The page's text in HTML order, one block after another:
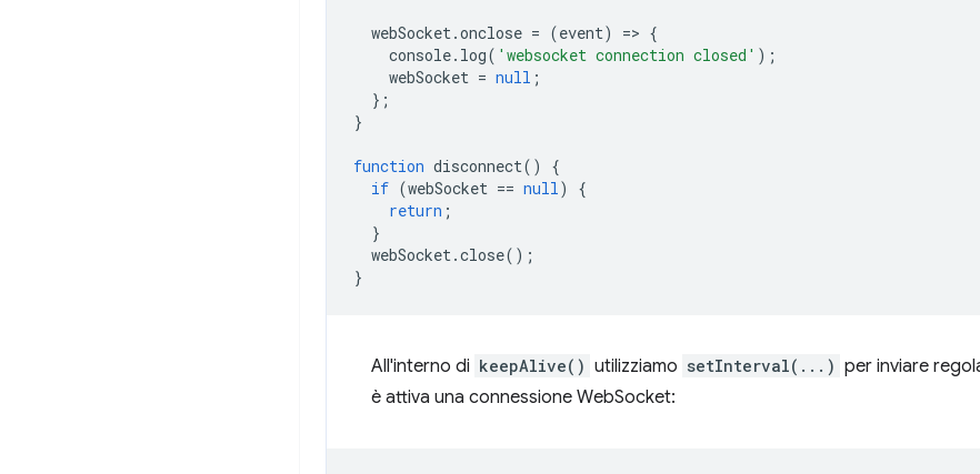
webSocket.onclose = (event) => {
console. log( 'websocket connection closed' );
webSocket = null ;
};
}
function disconnect()
{
if (webSocket == null)
{
return ;
}
webSocket.close();
}
All'interno di keepAlive() utilizziamo setInterval(...) per inviare
è attiva una connessione WebSocket: